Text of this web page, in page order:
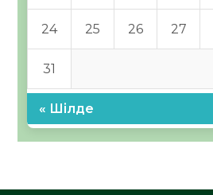
24 25 26 27
31
« Шілде